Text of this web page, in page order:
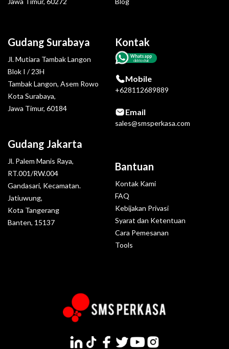
Gudang Surabaya
Jl. Mutiara Tambak Langon
Blok I / 23H
Tambak Langon, Asem Rowo
Kota Surabaya,
Jawa Timur, 60184
Gudang Jakarta
Jl. Palem Manis Raya,
RT.001/RW.004
Gandasari, Kecamatan.
Jatiuwung,
Kota Tangerang
Banten, 15137
Kontak
Whatsapp
click to chat
Mobile
+628112689889
Email
sales@smsperkasa.com
Bantuan
Kontak Kami
FAQ
Kebijakan Privasi
Syarat dan Ketentuan
Cara Pemesanan
Tools